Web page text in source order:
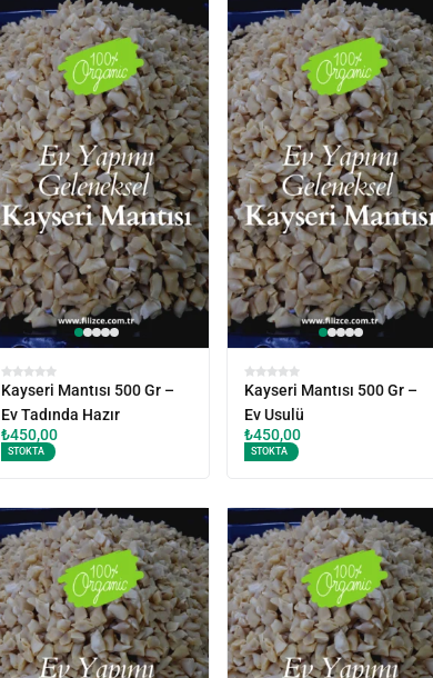
Kayseri Mantısı 500 Gr –
Ev Tadında Hazır
₺450,00
STOKTA
Kayseri Mantısı 500 Gr –
Ev Usulü
₺450,00
STOKTA